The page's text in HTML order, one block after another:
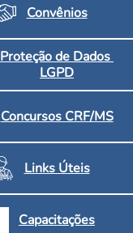
Convênios
Proteção de Dados
LGPD
Concursos CRF/MS
Links Úteis
Capacitações